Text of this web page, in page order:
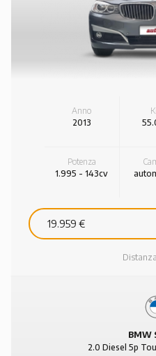
Anno
2013
Potenza
1.995 - 143cv
19.959 €
BMW
2.0 Diesel 5p